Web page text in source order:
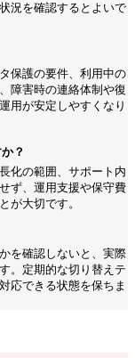
況を確認するとよいで
保護の要件、利用中の
障害時の連絡体制や復
用が安定しやすくなり
？
化の範囲、サポート内
ず、運用支援や保守費
が大切です。
を確認しないと、実際
。定期的な切り替えテ
応できる状態を保ちま